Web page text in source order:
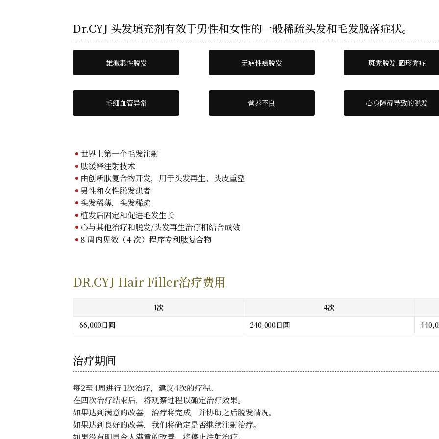
Dr.CYJ 头发填充剂有效于男性和女性的一般稀疏头发和毛发脱落症状。
雄激素性脱发 无疤性痕脱发 斑秃脱发.圆形秃症
毛细血管异常 营养不良 心身障碍导致的脱发
世界上第一个毛发注射
肽缓释注射技术
由创新肽复合物开发，用于头发再生、头皮重塑
男性和女性脱发患者
头发稀薄，头发稀疏
植发后固定和促进毛发生长
心与其他治疗和脱发/头发再生治疗相结合成效
8 周内见效（4 次）程序专利肽复合物
DR.CYJ Hair Filler治疗费用
1次 4次
66,000日圓
240,000日圓
治疗期间
每2至4周进行 1次治疗，建议4次的疗程。
在四次治疗结束后，将观察过程以确定治疗效果。
如果达到满意的改善，治疗将完成，并协助之后脱发情况。
如果达到良好的改善，我们将确定是否继续注射治疗。